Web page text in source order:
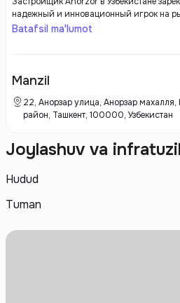
надежный и инновационный игрок на
Компания активно занимается
позволяет им предлагать не только
сроков строительства и высокие
подтверждается положительными
Batafsil ma'lumot
Manzil
22, Анорзар улица, Анорзар
район, Ташкент, 100000, Узбекистан
Joylashuv va
Hudud
Tuman